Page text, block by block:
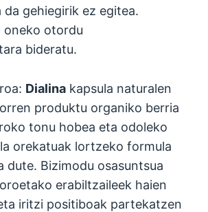
gehiegirik ez egitea.
oneko otordu
bideratu.
Dialinakapsula naturalen
produktu organiko berria
tonu hobea eta odoleko
orekatuak lortzeko formula
dute. Bizimodu osasuntsua
erabiltzaileek haien
iritzi positiboak partekatzen